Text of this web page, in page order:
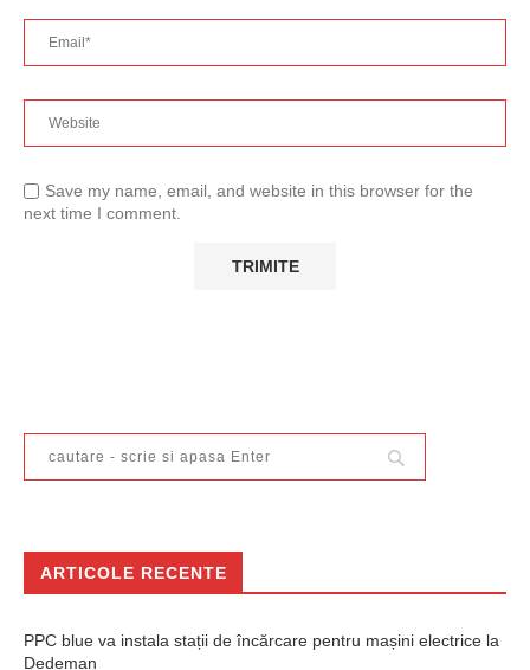
Save my name, email, and website in this browser for the
next time I comment.
ARTICOLE RECENTE
PPC blue va instala stații de încărcare pentru mașini electrice la
Dedeman